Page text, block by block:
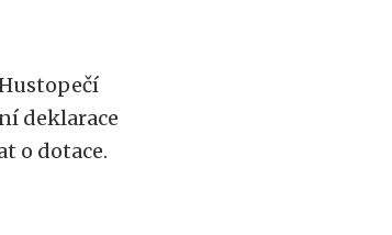
deklarace
o dotace.